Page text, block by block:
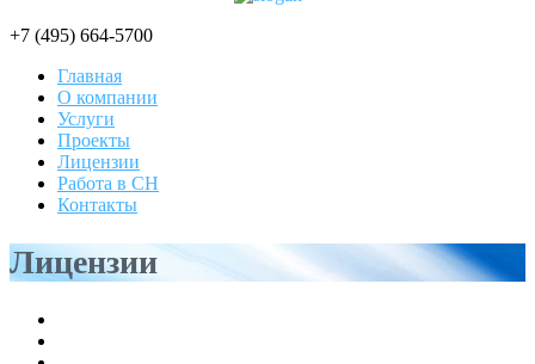
+7 (495) 664-5700
Главная
О компании
Услуги
Проекты
Лицензии
Работа в СН
Контакты
Лицензии